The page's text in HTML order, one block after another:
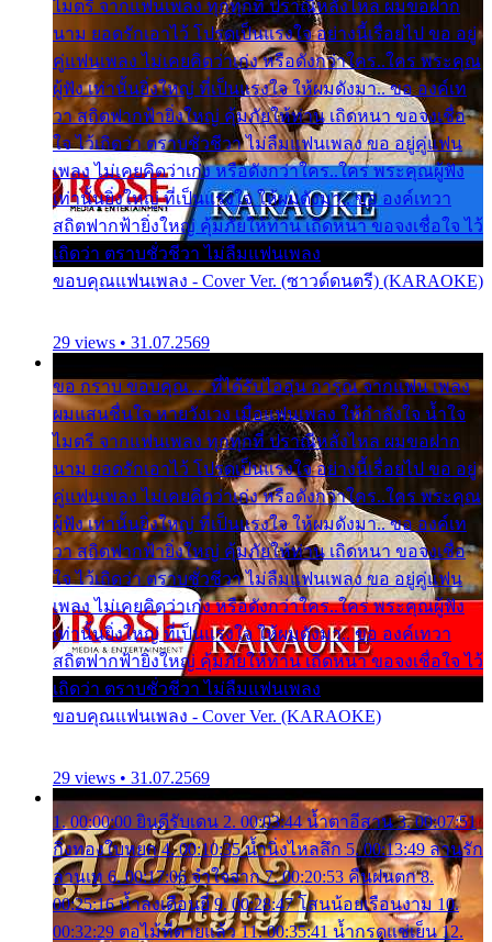
ไมตรี จากแฟนเพลง ทุกทุกที่ ปราณีหลั่งไหล ผมขอฝาก
นาม ยอดรักเอาไว้ โปรดเป็นแรงใจ อย่างนี้เรื่อยไป ขอ อยู่
คู่แฟนเพลง ไม่เคยคิดว่าเก่ง หรือดังกว่าใคร..ใคร พระคุณ
ผู้ฟัง เท่านั้นยิ่งใหญ่ ที่เป็นแรงใจ ให้ผมดังมา.. ขอ องค์เท
วา สถิตฟากฟ้ายิ่งใหญ่ คุ้มภัยให้ท่าน เถิดหนา ขอจงเชื่อ
ใจ ไว้เถิดว่า ตราบชั่วชีวา ไม่ลืมแฟนเพลง ขอ อยู่คู่แฟน
เพลง ไม่เคยคิดว่าเก่ง หรือดังกว่าใคร..ใคร พระคุณผู้ฟัง
เท่านั้นยิ่งใหญ่ ที่เป็นแรงใจ ให้ผมดังมา.. ขอ องค์เทวา
สถิตฟากฟ้ายิ่งใหญ่ คุ้มภัยให้ท่าน เถิดหนา ขอจงเชื่อใจ ไว้
เถิดว่า ตราบชั่วชีวา ไม่ลืมแฟนเพลง
ขอบคุณแฟนเพลง - Cover Ver. (ซาวด์ดนตรี) (KARAOKE)
29 views • 31.07.2569
ขอ กราบ ขอบคุณ.... ที่ได้รับไออุ่น การุณ จากแฟน เพลง
ผมแสนชื่นใจ หายวังเวง เมื่อแฟนเพลง ให้กำลังใจ น้ำใจ
ไมตรี จากแฟนเพลง ทุกทุกที่ ปราณีหลั่งไหล ผมขอฝาก
นาม ยอดรักเอาไว้ โปรดเป็นแรงใจ อย่างนี้เรื่อยไป ขอ อยู่
คู่แฟนเพลง ไม่เคยคิดว่าเก่ง หรือดังกว่าใคร..ใคร พระคุณ
ผู้ฟัง เท่านั้นยิ่งใหญ่ ที่เป็นแรงใจ ให้ผมดังมา.. ขอ องค์เท
วา สถิตฟากฟ้ายิ่งใหญ่ คุ้มภัยให้ท่าน เถิดหนา ขอจงเชื่อ
ใจ ไว้เถิดว่า ตราบชั่วชีวา ไม่ลืมแฟนเพลง ขอ อยู่คู่แฟน
เพลง ไม่เคยคิดว่าเก่ง หรือดังกว่าใคร..ใคร พระคุณผู้ฟัง
เท่านั้นยิ่งใหญ่ ที่เป็นแรงใจ ให้ผมดังมา.. ขอ องค์เทวา
สถิตฟากฟ้ายิ่งใหญ่ คุ้มภัยให้ท่าน เถิดหนา ขอจงเชื่อใจ ไว้
เถิดว่า ตราบชั่วชีวา ไม่ลืมแฟนเพลง
ขอบคุณแฟนเพลง - Cover Ver. (KARAOKE)
29 views • 31.07.2569
1. 00:00:00 ยินดีรับเดน 2. 00:03:44 น้ำตาอีสาน 3. 00:07:51
กิ่งทองใบหยก 4. 00:10:35 น้ำนิ่งไหลลึก 5. 00:13:49 ลานรัก
ลานเท 6. 00:17:06 จำใจจาก 7. 00:20:53 คืนฝนตก 8.
00:25:16 น้ำลงเดือนยี่ 9. 00:28:47 โสนน้อยเรือนงาม 10.
00:32:29 ตอไม้ที่ตายแล้ว 11. 00:35:41 น้ำกรดแช่เย็น 12.